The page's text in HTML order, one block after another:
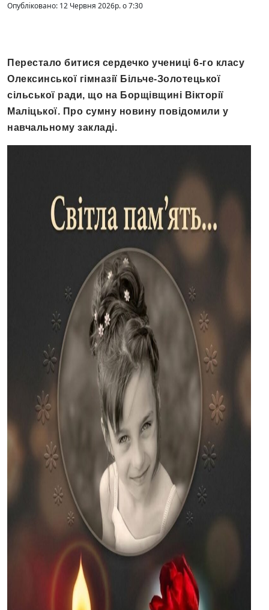
Опубліковано: 12 Червня 2026р. о 7:30
Перестало битися сердечко учениці 6-го класу
Олексинської гімназії Більче-Золотецької
сільської ради, що на Борщівщині Вікторії
Маліцької. Про сумну новину повідомили у
навчальному закладі.